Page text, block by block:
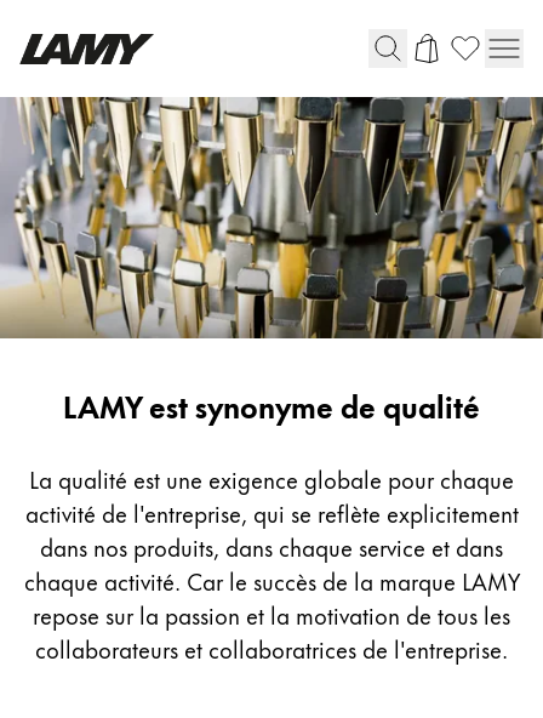
Instruments d'écriture
Stylo-plume
Stylo-bille
Stylo à pression/à vis
Roller
Stylo multi-système
Digital Writing
Pour Android
Peinture et Dessiner
Aquarelle
Crayons de couleur
Quality
LAMY est synonyme de qualité
La qualité est une exigence globale pour chaque
activité de l'entreprise, qui se reflète explicitement
dans nos produits, dans chaque service et dans
chaque activité. Car le succès de la marque LAMY
repose sur la passion et la motivation de tous les
collaborateurs et collaboratrices de l'entreprise.